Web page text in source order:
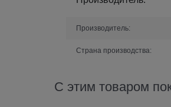
Производитель:
Страна производства:
С этим товаром